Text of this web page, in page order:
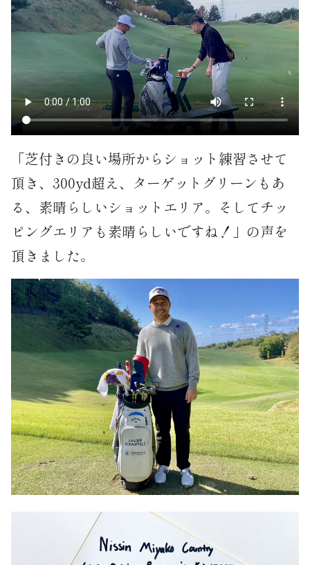
「芝付きの良い場所からショット練習させて
頂き、300yd超え、ターゲットグリーンもあ
る、素晴らしいショットエリア。そしてチッ
ピングエリアも素晴らしいですね！」の声を
頂きました。